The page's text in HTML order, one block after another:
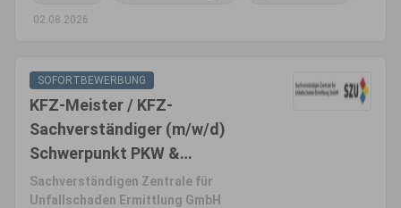
02.08.2026
SOFORTBEWERBUNG
KFZ-Meister / KFZ-
Sachverständiger (m/w/d)
Schwerpunkt PKW &
Nutzfahrzeuge
Sachverständigen Zentrale für
Unfallschaden Ermittlung GmbH